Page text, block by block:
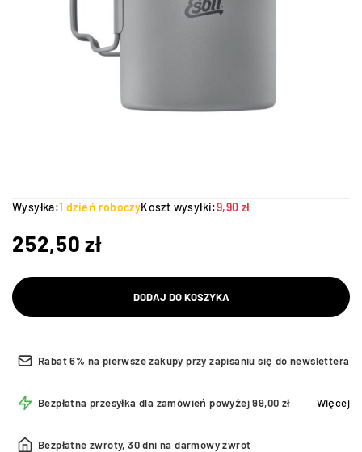
Wysyłka:1 dzień roboczyKoszt wysyłki:9,90 zł
252,50zł
DODAJ DO KOSZYKA
Rabat 6% na pierwsze zakupy przy zapisaniu się do newslettera
Bezpłatna przesyłka dla zamówień powyżej 99,00 zł Więcej
Bezpłatne zwroty, 30 dni na darmowy zwrot